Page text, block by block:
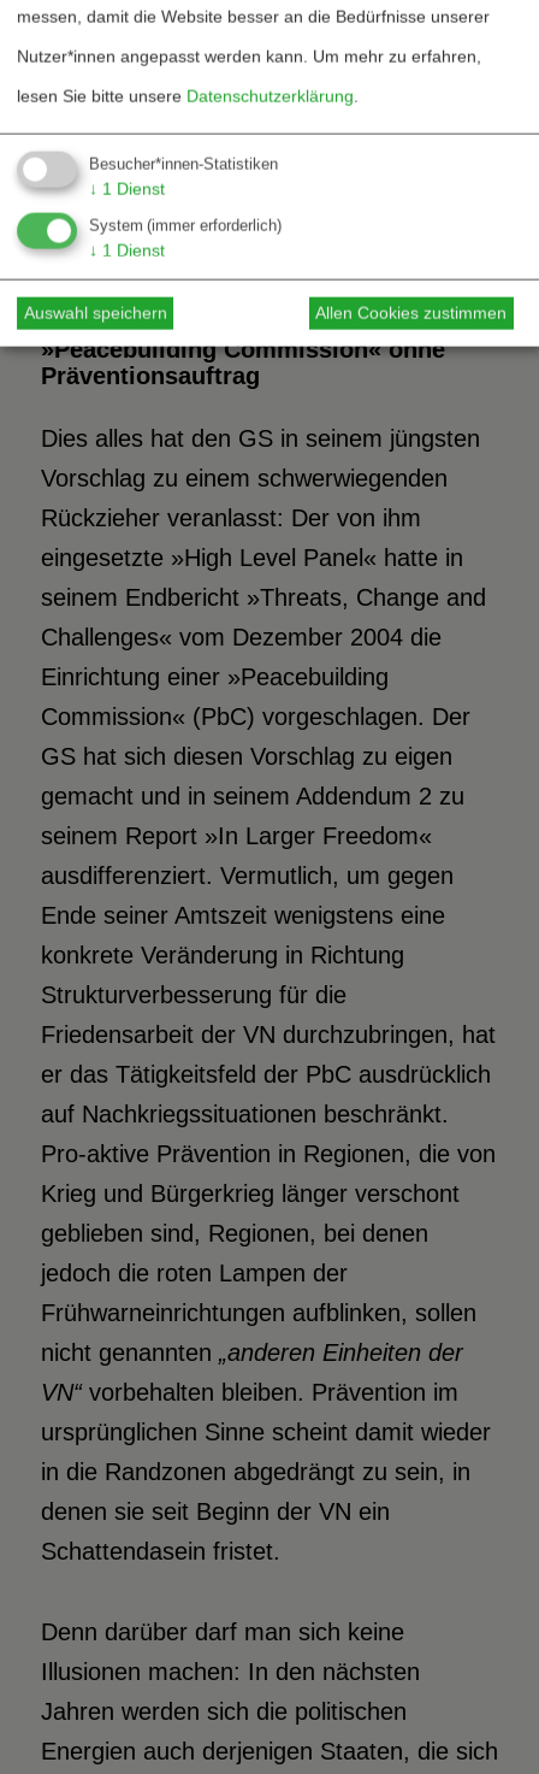
hervorgetan – haben offensichtlich
massive Bedenken angemeldet, nicht nur
gegen eine aktive Rolle der
Zivilgesellschaft bei der Krisenprävention,
sondern gegen die Verstärkung der
präventiven Arbeit seitens der VN
überhaupt.
»Peacebuilding Commission« ohne
Präventionsauftrag
Dies alles hat den GS in seinem jüngsten
Vorschlag zu einem schwerwiegenden
Rückzieher veranlasst: Der von ihm
eingesetzte »High Level Panel« hatte in
seinem Endbericht »Threats, Change and
Challenges« vom Dezember 2004 die
Einrichtung einer »Peacebuilding
Commission« (PbC) vorgeschlagen. Der
GS hat sich diesen Vorschlag zu eigen
gemacht und in seinem Addendum 2 zu
seinem Report »In Larger Freedom«
ausdifferenziert. Vermutlich, um gegen
Ende seiner Amtszeit wenigstens eine
konkrete Veränderung in Richtung
Strukturverbesserung für die
Friedensarbeit der VN durchzubringen, hat
er das Tätigkeitsfeld der PbC ausdrücklich
auf Nachkriegssituationen beschränkt.
Pro-aktive Prävention in Regionen, die von
Krieg und Bürgerkrieg länger verschont
geblieben sind, Regionen, bei denen
jedoch die roten Lampen der
Frühwarneinrichtungen aufblinken, sollen
nicht genannten „anderen Einheiten der
VN“vorbehalten bleiben. Prävention im
ursprünglichen Sinne scheint damit wieder
in die Randzonen abgedrängt zu sein, in
denen sie seit Beginn der VN ein
Schattendasein fristet.
Denn darüber darf man sich keine
Illusionen machen: In den nächsten
Jahren werden sich die politischen
Energien auch derjenigen Staaten, die sich
messen, damit die Website besser an die Bedürfnisse unserer
Nutzer*innen angepasst werden kann. Um mehr zu erfahren,
lesen Sie bitte unsere Datenschutzerklärung.
Besucher*innen-Statistiken
↓ 1 Dienst
System (immer erforderlich)
↓ 1 Dienst
Auswahl speichern Allen Cookies zustimmen